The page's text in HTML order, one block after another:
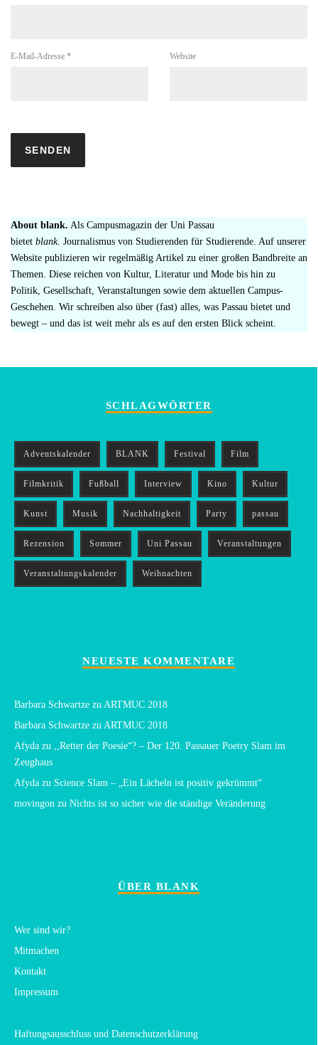
E-Mail-Adresse * Website
About blank. Als Campusmagazin der Uni Passau
bietet blank. Journalismus von Studierenden für Studierende. Auf unserer
Website publizieren wir regelmäßig Artikel zu einer großen Bandbreite an
Themen. Diese reichen von Kultur, Literatur und Mode bis hin zu
Politik, Gesellschaft, Veranstaltungen sowie dem aktuellen Campus-
Geschehen. Wir schreiben also über (fast) alles, was Passau bietet und
bewegt – und das ist weit mehr als es auf den ersten Blick scheint.
SCHLAGWÖRTER
Adventskalender BLANK Festival Film
Filmkritik Fußball Interview Kino Kultur
Kunst Musik Nachhaltigkeit Party passau
Rezension Sommer Uni Passau Veranstaltungen
Veranstaltungskalender Weihnachten
NEUESTE KOMMENTARE
Barbara Schwartze zu ARTMUC 2018
Barbara Schwartze zu ARTMUC 2018
Afyda zu
,,Retter der Poesie“? – Der 120. Passauer Poetry Slam im
Zeughaus
Afyda zu Science Slam – „Ein Lächeln ist positiv gekrümmt“
movingon zu Nichts ist so sicher wie die ständige Veränderung
ÜBER BLANK
Wer sind wir?
Mitmachen
Kontakt
Impressum
Haftungsausschluss und Datenschutzerklärung